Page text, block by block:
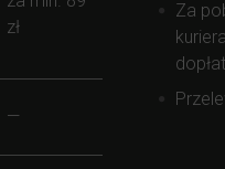
zł
—
Za